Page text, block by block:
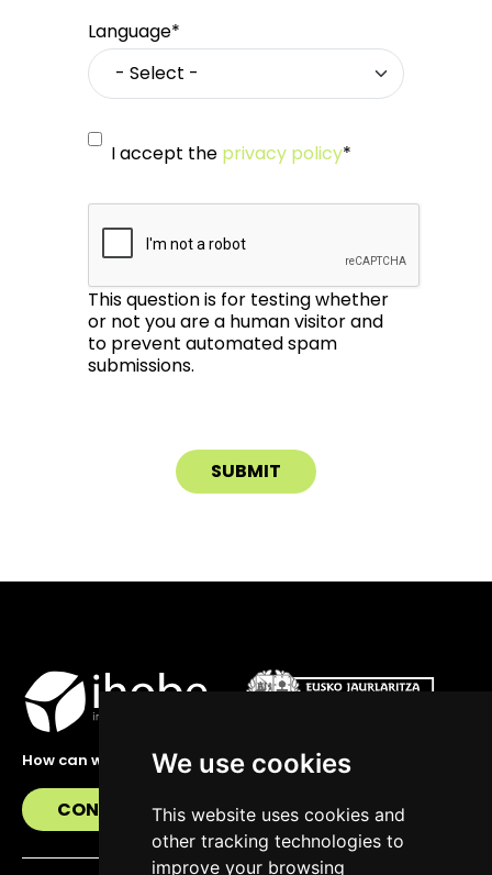
We use cookies
This website uses cookies and
other tracking technologies to
improve your browsing
Language*
I accept the privacy policy*
This question is for testing whether
or not you are a human visitor and
to prevent automated spam
submissions.
How can we help you?
CONTACT US